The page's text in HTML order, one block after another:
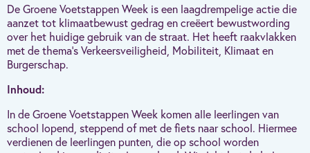
De Groene Voetstappen Week is een laagdrempelige actie die
aanzet tot klimaatbewust gedrag en creëert bewustwording
over het huidige gebruik van de straat. Het heeft raakvlakken
met de thema’s Verkeersveiligheid, Mobiliteit, Klimaat en
Burgerschap.
Inhoud:
In de Groene Voetstappen Week komen alle leerlingen van
school lopend, steppend of met de fiets naar school. Hiermee
verdienen de leerlingen punten, die op school worden